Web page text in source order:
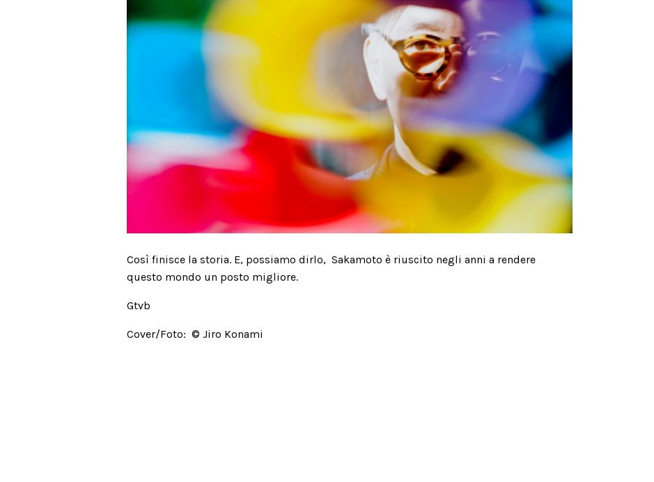
Così finisce la storia. E, possiamo dirlo, Sakamoto è riuscito negli anni a rendere
questo mondo un posto migliore.
Gtvb
Cover/Foto: © Jiro Konami